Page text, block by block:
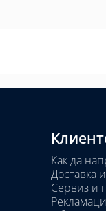
Как да
Доставка
Сервиз и